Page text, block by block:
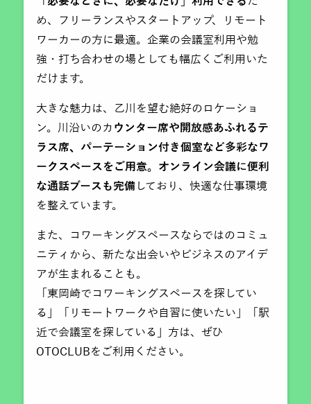
め、フリーランスやスタートアップ、リモート
ワーカーの方に最適。企業の会議室利用や勉
強・打ち合わせの場としても幅広くご利用いた
だけます。
大きな魅力は、乙川を望む絶好のロケーショ
ン。川沿いのカ ウンター席や開放感あふれるテ
ラス席、パーテーション付き個室など多彩なワ
ークスペースをご用意。オンライン会議に便利
な通話ブースも完備しており、快適な仕事環境
を整えています。
また、コワーキングスペースならではのコミュ
ニティから、新たな出会いやビジネスのアイデ
アが生まれることも。
「東岡崎でコワーキングスペースを探してい
る」「リモートワークや自習に使いたい」「駅
近で会議室を探している」方は、ぜひ
OTOCLUBをご利用ください。